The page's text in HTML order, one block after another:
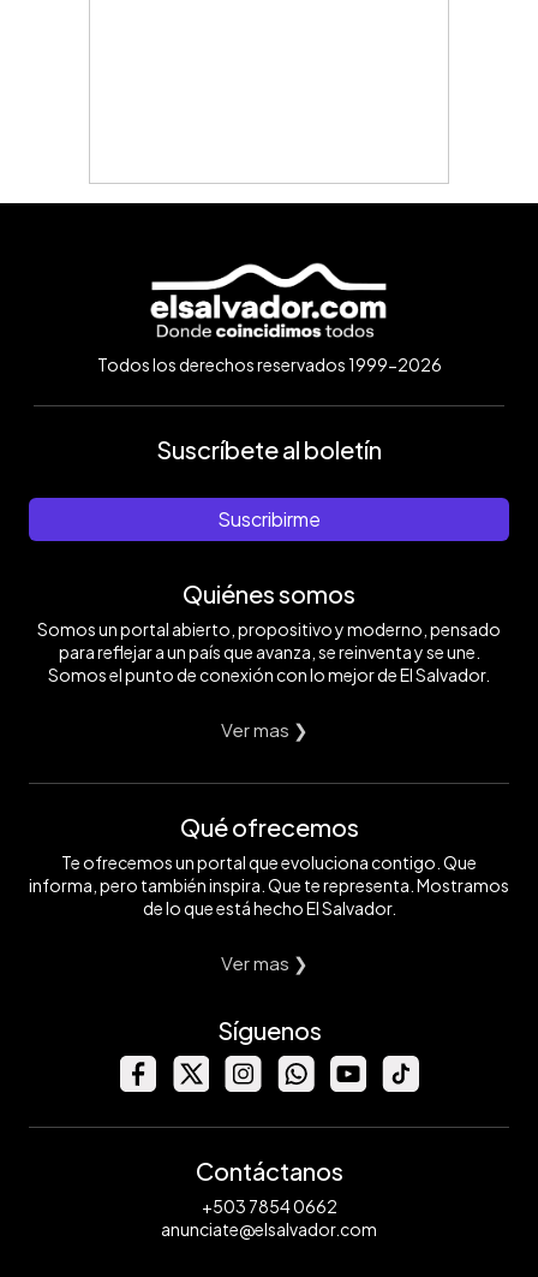
Todos los derechos reservados 1999-2026
Suscríbete al boletín
Suscribirme
Quiénes somos
Somos un portal abierto, propositivo y moderno, pensado
para reflejar a un país que avanza, se reinventa y se une.
Somos el punto de conexión con lo mejor de El Salvador.
Ver mas ❯
Qué ofrecemos
Te ofrecemos un portal que evoluciona contigo. Que
informa, pero también inspira. Que te representa. Mostramos
de lo que está hecho El Salvador.
Ver mas ❯
Síguenos
Contáctanos
+503 7854 0662
anunciate@elsalvador.com